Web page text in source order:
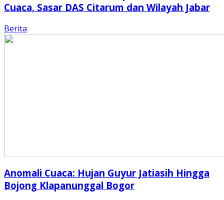
Cuaca, Sasar DAS Citarum dan Wilayah Jabar
Berita
Anomali Cuaca: Hujan Guyur Jatiasih Hingga
Bojong Klapanunggal Bogor